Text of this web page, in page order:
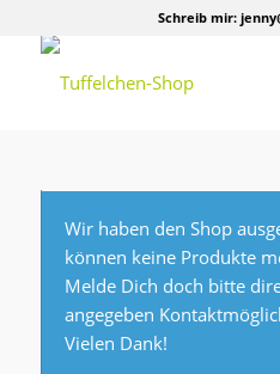
Schreib mir:
Wir haben den Shop
können keine Produkte
Melde Dich doch bitte
angegeben
Vielen Dank!